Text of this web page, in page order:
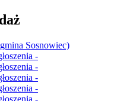
Sosnowiec)